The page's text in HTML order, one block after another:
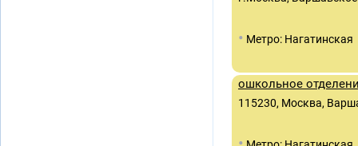
• Метро: Нагатинская
ошкольное
115230, Москва,